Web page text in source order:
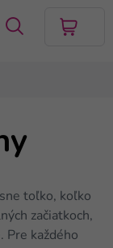
toľko, koľko
začiatkoch,
Pre každého